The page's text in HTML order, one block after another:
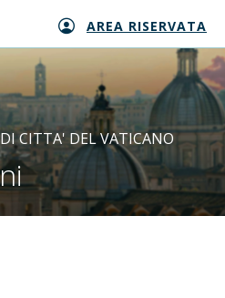
AREA RISERVATA
CITTA' DEL VATICANO